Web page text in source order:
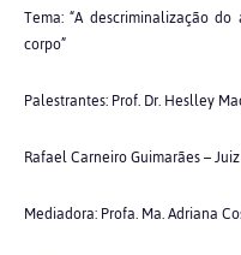
Tema: “A descriminalização
corpo”
Palestrantes: Prof. Dr. Heslley
Rafael Carneiro Guimarães –
Mediadora: Profa. Ma. Adriana